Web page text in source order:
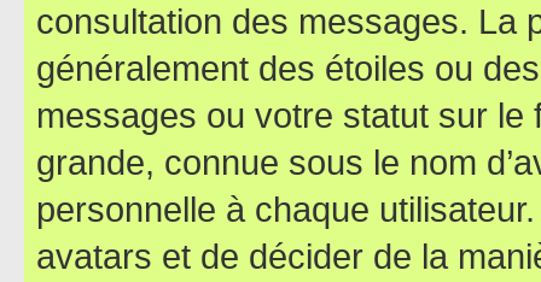
consultation des messages. La
généralement des étoiles ou
messages ou votre statut sur
grande, connue sous le nom
personnelle à chaque utilisateur.
avatars et de décider de la